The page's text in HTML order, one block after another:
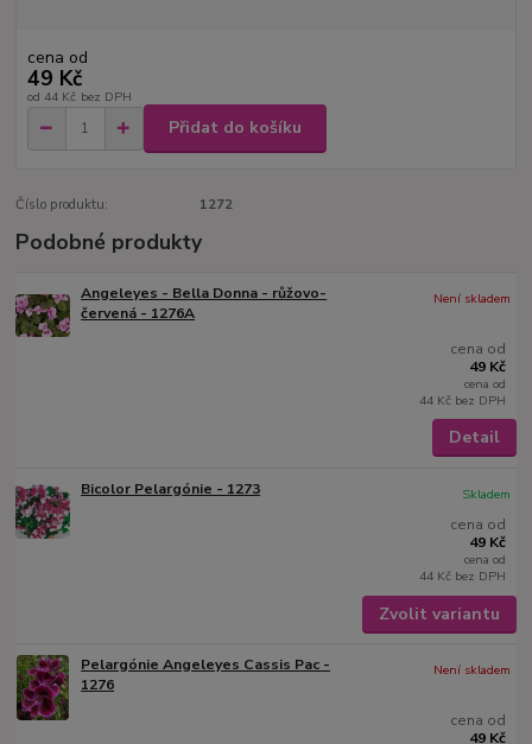
cena od
49 Kč
od 44 Kč bez DPH
Přidat do košíku
Číslo produktu: 1272
Podobné produkty
Angeleyes - Bella Donna - růžovo-
červená - 1276A
cena od
49 Kč
cena od
44 Kč bez DPH
Není skladem
Detail
Bicolor Pelargónie - 1273
cena od
49 Kč
cena od
44 Kč bez DPH
Skladem
Zvolit variantu
Pelargónie Angeleyes Cassis Pac -
1276
cena od
49 Kč
Není skladem